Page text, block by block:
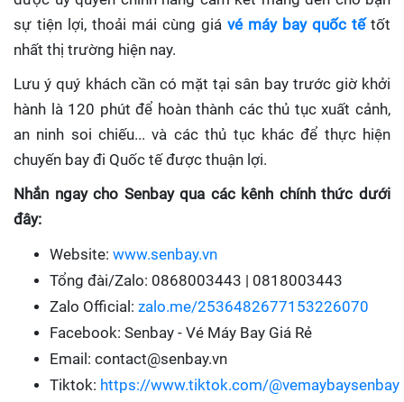
sự tiện lợi, thoải mái cùng giá vé máy bay quốc tế tốt
nhất thị trường hiện nay.
Lưu ý quý khách cần có mặt tại sân bay trước giờ khởi
hành là 120 phút để hoàn thành các thủ tục xuất cảnh,
an ninh soi chiếu... và các thủ tục khác để thực hiện
chuyến bay đi Quốc tế được thuận lợi.
Nhắn ngay cho Senbay qua các kênh chính thức dưới
đây:
Website: www.senbay.vn
Tổng đài/Zalo: 0868003443 | 0818003443
Zalo Official: zalo.me/2536482677153226070
Facebook: Senbay - Vé Máy Bay Giá Rẻ
Email: contact@senbay.vn
Tiktok: https://www.tiktok.com/@vemaybaysenbay